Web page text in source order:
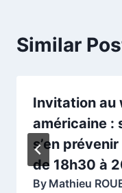
Similar
Invitation au
américaine :
s’en
de 18h30 à
By Mathieu